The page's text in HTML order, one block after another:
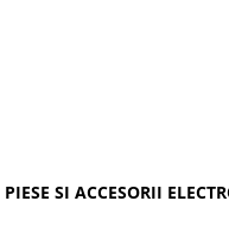
PIESE SI ACCESORII